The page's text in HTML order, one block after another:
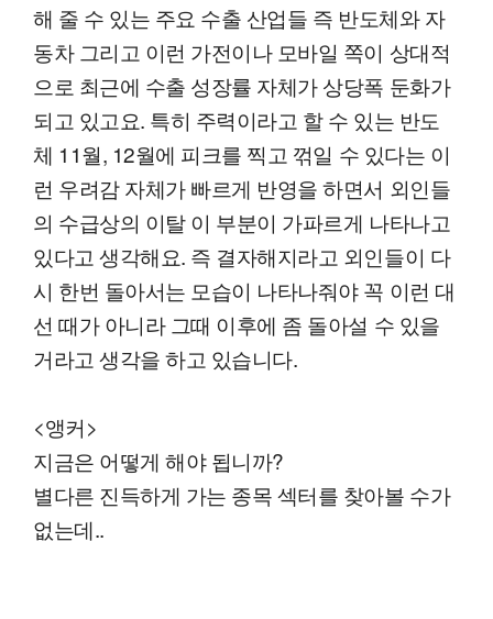
해 줄 수 있는 주요 수출 산업들 즉 반도체와 자
동차 그리고 이런 가전이나 모바일 쪽이 상대적
으로 최근에 수출 성장률 자체가 상당폭 둔화가
되고 있고요. 특히 주력이라고 할 수 있는 반도
체 11월, 12월에 피크를 찍고 꺾일 수 있다는 이
런 우려감 자체가 빠르게 반영을 하면서 외인들
의 수급상의 이탈 이 부분이 가파르게 나타나고
있다고 생각해요. 즉 결자해지라고 외인들이 다
시 한번 돌아서는 모습이 나타나줘야 꼭 이런 대
선 때가 아니라 그때 이후에 좀 돌아설 수 있을
거라고 생각을 하고 있습니다.
<앵커>
지금은 어떻게 해야 됩니까?
별다른 진득하게 가는 종목 섹터를 찾아볼 수가
없는데..